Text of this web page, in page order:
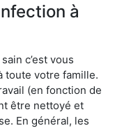
à
c’est vous
toute votre famille.
(en fonction de
être nettoyé et
En général, les